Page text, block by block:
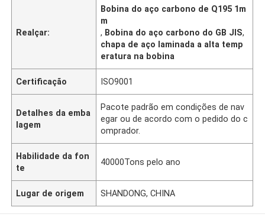
Realçar:
Bobina do aço carbono de Q195 1m
m
, Bobina do aço carbono do GB JIS,
chapa de aço laminada a alta temp
eratura na bobina
Certificação ISO9001
Detalhes da emba
lagem
Pacote padrão em condições de nav
egar ou de acordo com o pedido do c
omprador.
Habilidade da fon
te
40000Tons pelo ano
Lugar de origem SHANDONG, CHINA